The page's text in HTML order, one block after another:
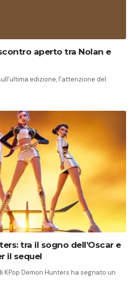
aperto tra Nolan e
edizione, l'attenzione del
tra il sogno dell’Oscar e
il sequel
Demon Hunters ha segnato un